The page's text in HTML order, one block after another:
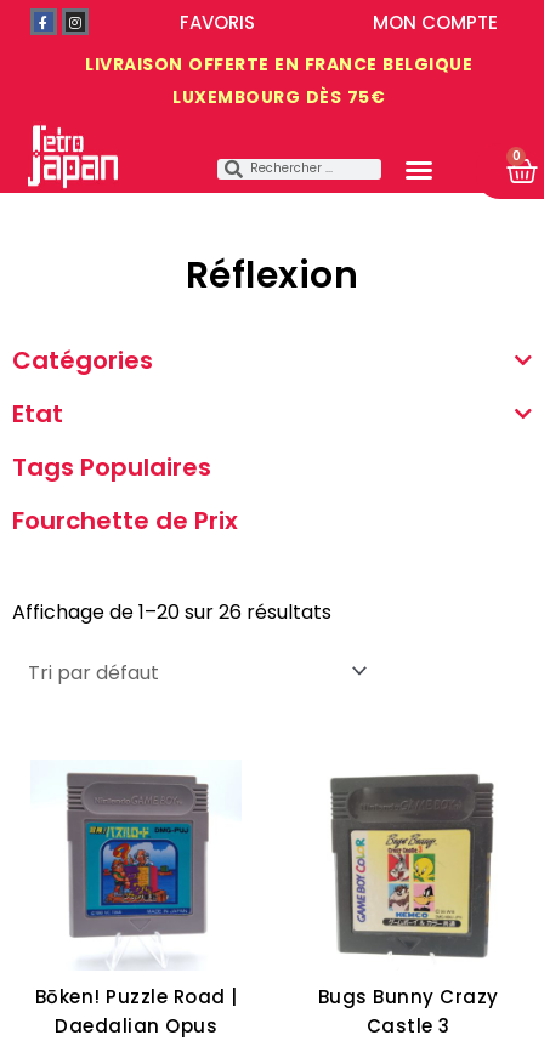
LIVRAISON OFFERTE EN FRANCE BELGIQUE
LUXEMBOURG DÈS 75€
MON COMPTE
FAVORIS
0
Réflexion
Catégories
Etat
Tags Populaires
Fourchette de Prix
Affichage de 1–20 sur 26 résultats
Bōken! Puzzle Road |
Daedalian Opus
Bugs Bunny Crazy
Castle 3